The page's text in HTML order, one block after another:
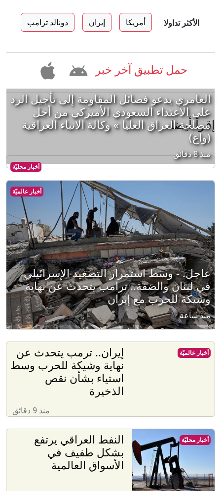
الأكثر تداولا أمريكا إيران دونالد ترامب
حمل تطبيق آخر خبر
إقرأ أيضا
أخبار محليّة
العامري يدعو فصائل المقاومة إلى تأجيل الرد
على الاعتداء السعودي الأميركي من أجل
مصلحة العراق العليا » وكالة الانباء العراقية
(واع)
منذ 8 دقائق
أخبار عالميّة
عاجل. - وسط استمرار التصعيد الإسرائيلي
في لبنان والضفة.. ترامب يتحدث عن نهاية
وشيكة للحرب مع إيران
منذ ساعة
إيران.. ترمب يتحدث عن
نهاية وشيكة للحرب وسط
استياء بشأن نقص
الذخيرة
منذ 9 دقائق
أخبار عالميّة
النفط العراقي يرتفع
بشكل طفيف في
الأسواق العالمية
أخبار محليّة